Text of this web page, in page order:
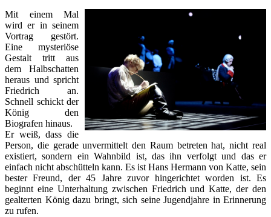
Mit einem Mal
wird er in seinem
Vortrag gestört.
Eine mysteriöse
Gestalt tritt aus
dem Halbschatten
heraus und spricht
Friedrich an.
Schnell schickt der
König den
Biografen hinaus.
Er weiß, dass die
Person, die gerade unvermittelt den Raum betreten hat, nicht real
existiert, sondern ein Wahnbild ist, das ihn verfolgt und das er
einfach nicht abschütteln kann. Es ist Hans Hermann von Katte, sein
bester Freund, der 45 Jahre zuvor hingerichtet worden ist. Es
beginnt eine Unterhaltung zwischen Friedrich und Katte, der den
gealterten König dazu bringt, sich seine Jugendjahre in Erinnerung
zu rufen.